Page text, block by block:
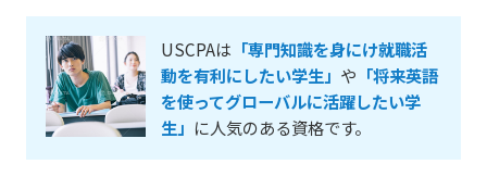
USCPAは 「専門知識を身にけ就職活
動を有利にしたい学生」 や 「将来英語
を使ってグローバルに活躍したい学
生」 に人気のある資格です。